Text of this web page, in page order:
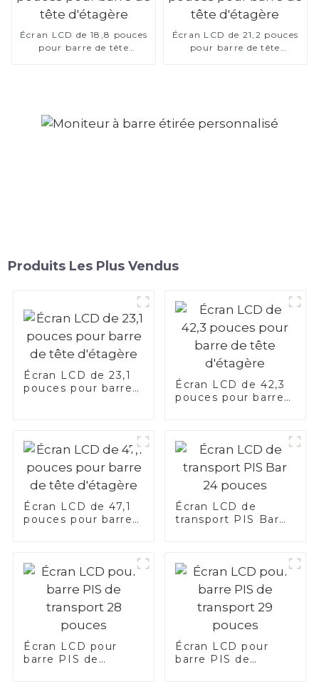
Écran LCD de 18,8 pouces
pour barre de tête
Écran LCD de 21,2 pouces
pour barre de tête
Produits Les Plus Vendus
Écran LCD de 23,1
pouces pour barre
Écran LCD de 42,3
pouces pour barre
Écran LCD de 47,1
pouces pour barre
Écran LCD de
transport PIS Bar
Écran LCD pour
barre PIS de
Écran LCD pour
barre PIS de